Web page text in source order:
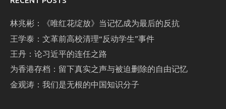
林兆彬：《唯红花绽放》当记忆成为最后的反抗
王学泰：文革前高校清理“反动学生”事件
王丹：论习近平的连任之路
为香港存档：留下真实之声与被迫删除的自由记忆
金观涛：我们是无根的中国知识分子